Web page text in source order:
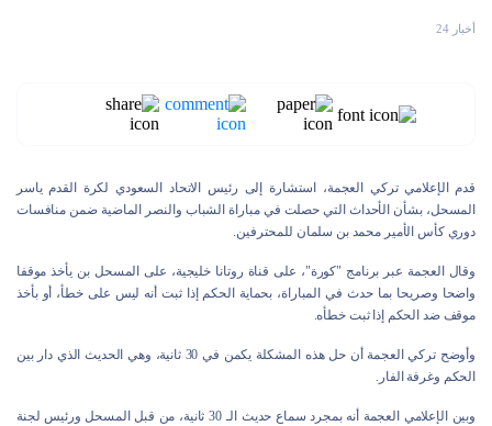
أخبار 24
قدم الإعلامي تركي العجمة، استشارة إلى رئيس الاتحاد السعودي لكرة القدم ياسر
المسحل، بشأن الأحداث التي حصلت في مباراة الشباب والنصر الماضية ضمن منافسات
دوري كأس الأمير محمد بن سلمان للمحترفين.
وقال العجمة عبر برنامج "كورة"، على قناة روتانا خليجية، على المسحل بن يأخذ موقفا
واضحا وصريحا بما حدث في المباراة، بحماية الحكم إذا ثبت أنه ليس على خطأ، أو بأخذ
موقف ضد الحكم إذا ثبت خطأه.
وأوضح تركي العجمة أن حل هذه المشكلة يكمن في 30 ثانية، وهي الحديث الذي دار بين
الحكم وغرفة الفار.
وبين الإعلامي العجمة أنه بمجرد سماع حديث الـ 30 ثانية، من قبل المسحل ورئيس لجنة